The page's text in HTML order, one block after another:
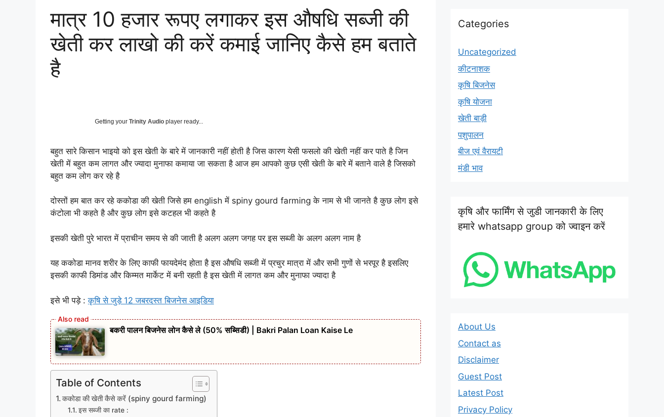
मात्र 10 हजार रूपए लगाकर इस औषधि सब्जी की
खेती कर लाखो की करें कमाई जानिए कैसे हम बताते
है
Getting your Trinity Audio player ready...
बहुत सारे किसान भाइयो को इस खेती के बारे में जानकारी नहीं होती है जिस कारण येसी फसलो की खेती नहीं कर पाते है जिन
खेती में बहुत कम लागत और ज्यादा मुनाफा कमाया जा सकता है आज हम आपको कुछ एसी खेती के बारे में बताने वाले है जिसको
बहुत कम लोग कर रहे है
दोस्तों हम बात कर रहे ककोडा की खेती जिसे हम english में spiny gourd farming के नाम से भी जानते है कुछ लोग इसे
कंटोला भी कहते है और कुछ लोग इसे कटहल भी कहते है
इसकी खेती पुरे भारत में प्राचीन समय से की जाती है अलग अलग जगह पर इस सब्जी के अलग अलग नाम है
यह ककोडा मानव शरीर के लिए काफी फायदेमंद होता है इस औषधि सब्जी में प्रचुर मात्रा में और सभी गुणों से भरपूर है इसलिए
इसकी काफी डिमांड और किम्मत मार्केट में बनी रहती है इस खेती में लागत कम और मुनाफा ज्यादा है
इसे भी पड़े :कृषि से जुड़े 12 जबरदस्त बिजनेस आइडिया
बकरी पालन बिजनेस लोन कैसे ले (50% सब्सिडी) | Bakri Palan Loan Kaise Le
Table of Contents
ककोडा की खेती कैसे करें (spiny gourd farming)
इस सब्जी का rate :
Categories
Uncategorized
कीटनाशक
कृषि बिजनेस
कृषि योजना
खेती बाड़ी
पशुपालन
बीज एवं वैरायटी
मंडी भाव
कृषि और फार्मिंग से जुडी जानकारी के लिए
हमारे whatsapp group को ज्वाइन करें
About Us
Contact as
Disclaimer
Guest Post
Latest Post
Privacy Policy